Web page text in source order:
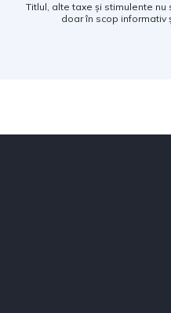
Titlul, alte taxe și stimulente
doar în scop informativ